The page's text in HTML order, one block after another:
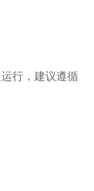
行，建议遵循